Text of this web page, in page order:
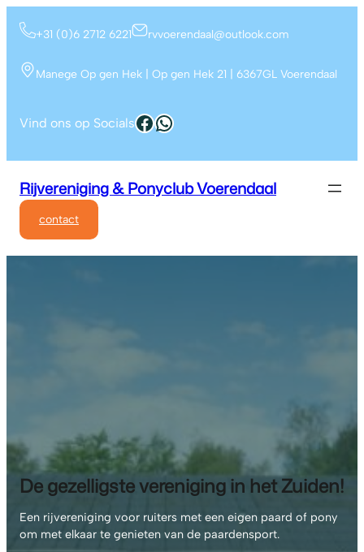
+31 (0)6 2712 6221 rvvoerendaal@outlook.com
Manege Op gen Hek | Op gen Hek 21 | 6367GL Voerendaal
Vind ons op Socials
Rijvereniging & Ponyclub Voerendaal
contact
De gezelligste vereniging in het Zuiden!
Een rijvereniging voor ruiters met een eigen paard of pony
om met elkaar te genieten van de paardensport.